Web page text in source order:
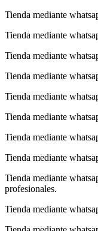
Tienda mediante
Tienda mediante
Tienda mediante
Tienda mediante
Tienda mediante
Tienda mediante
Tienda mediante
Tienda mediante
Tienda mediante
profesionales.
Tienda mediante